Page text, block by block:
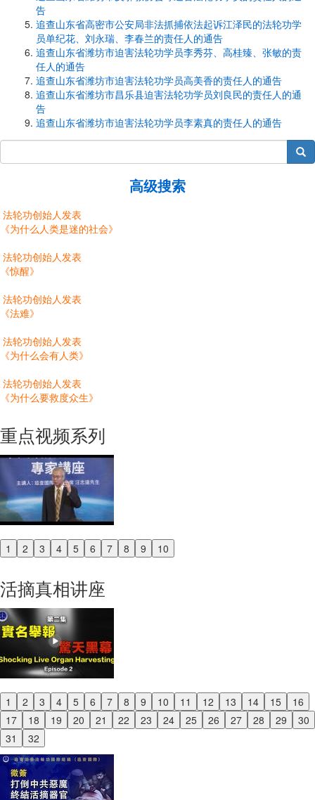
告
追查山东省高密市公安局非法抓捕依法起诉江泽民的法轮功学
员单纪花、刘永瑞、李春兰的责任人的通告
追查山东省潍坊市迫害法轮功学员李秀芬、高桂臻、张敏的责
任人的通告
追查山东省潍坊市迫害法轮功学员高美香的责任人的通告
追查山东省潍坊市昌乐县迫害法轮功学员刘良民的责任人的通
告
追查山东省潍坊市迫害法轮功学员李素真的责任人的通告
搜索
高级搜索
法轮功创始人发表
《为什么人类是迷的社会》
法轮功创始人发表
《惊醒》
法轮功创始人发表
《法难》
法轮功创始人发表
《为什么会有人类》
法轮功创始人发表
《为什么要救度众生》
重点视频系列
1 2 3 4 5 6 7 8 9 10
Previous
活摘真相讲座
1 2 3 4 5 6 7 8 9 10 11 12 13 14 15
16
17
18 19 20 21 22 23 24 25 26 27 28 29
30
31
32
Previous
Next